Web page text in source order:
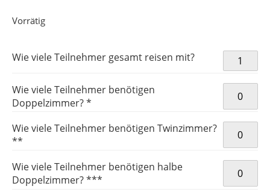
Vorrätig
Wie viele Teilnehmer gesamt reisen mit?
XXXII.
TOKIO
Menge
Wie viele Teilnehmer benötigen
Doppelzimmer? *
Wie viele Teilnehmer benötigen Twinzimmer?
**
Wie viele Teilnehmer benötigen halbe
Doppelzimmer? ***